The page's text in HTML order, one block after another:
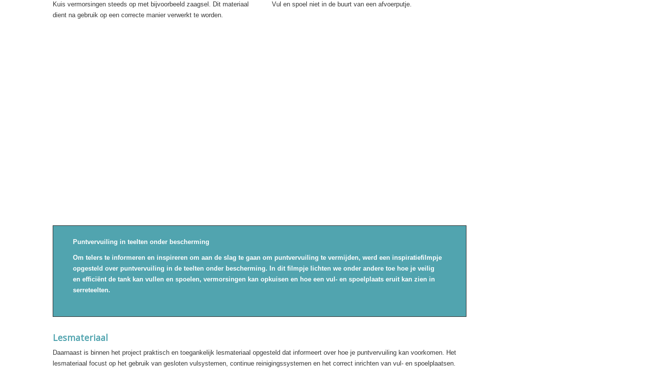
Kuis vermorsingen steeds op met bijvoorbeeld zaagsel. Dit materiaal
dient na gebruik op een correcte manier verwerkt te worden.
Vul en spoel niet in de buurt van een afvoerputje.
Puntvervuiling in teelten onder bescherming
Om telers te informeren en inspireren om aan de slag te gaan om puntvervuiling te vermijden, werd een inspiratiefilmpje
opgesteld over puntvervuiling in de teelten onder bescherming. In dit filmpje lichten we onder andere toe hoe je veilig
en efficiënt de tank kan vullen en spoelen, vermorsingen kan opkuisen en hoe een vul- en spoelplaats eruit kan zien in
serreteelten.
Lesmateriaal
Daarnaast is binnen het project praktisch en toegankelijk lesmateriaal opgesteld dat informeert over hoe je puntvervuiling kan voorkomen. Het
lesmateriaal focust op het gebruik van gesloten vulsystemen, continue reinigingssystemen en het correct inrichten van vul- en spoelplaatsen.